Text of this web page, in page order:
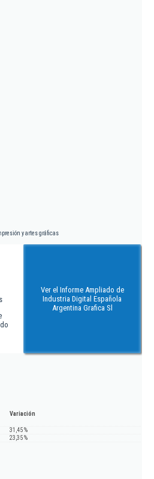
y artes gráficas
Ver el Informe Ampliado de
Industria Digital Española
Argentina Grafica Sl
Variación
31,45 %
23,35 %